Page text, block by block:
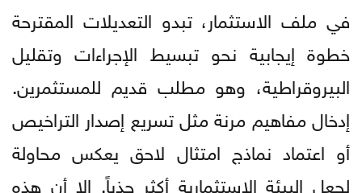
في ملف الاستثمار، تبدو التعديلات المقترحة
خطوة إيجابية نحو تبسيط الإجراءات وتقليل
البيروقراطية، وهو مطلب قديم للمستثمرين.
إدخال مفاهيم مرنة مثل تسريع إصدار التراخيص
أو اعتماد نماذج امتثال لاحق يعكس محاولة
لجعل البيئة الاستثمارية أكثر جذباً. إلا أن هذه